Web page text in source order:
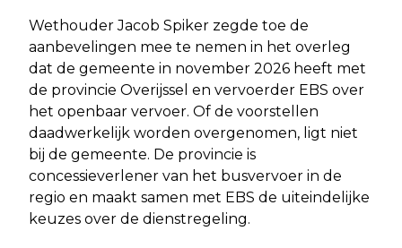
Wethouder Jacob Spiker zegde toe de
aanbevelingen mee te nemen in het overleg
dat de gemeente in november 2026 heeft met
de provincie Overijssel en vervoerder EBS over
het openbaar vervoer. Of de voorstellen
daadwerkelijk worden overgenomen, ligt niet
bij de gemeente. De provincie is
concessieverlener van het busvervoer in de
regio en maakt samen met EBS de uiteindelijke
keuzes over de dienstregeling.